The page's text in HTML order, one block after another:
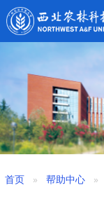
首页 帮助中心